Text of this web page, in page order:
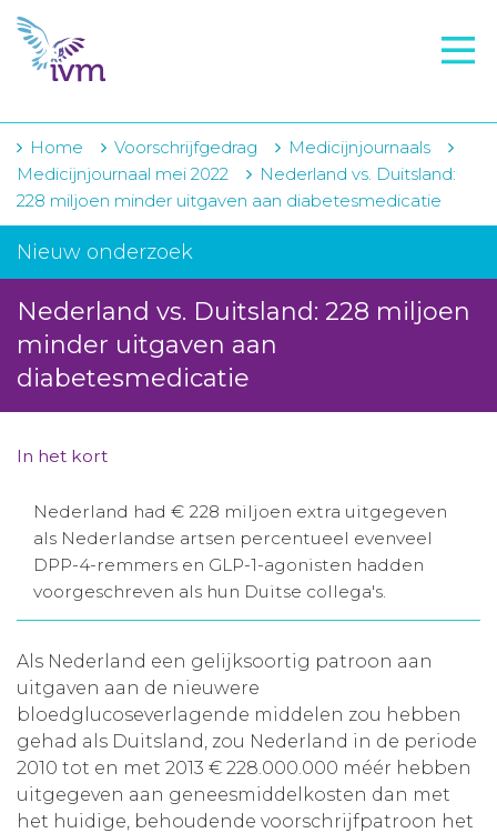
VMI
FTO voorbereiding
IVM-academie
Zorginstellingen
Projecten
Over IVM
Actueel
Aanmelden nieuwsbrief
Inloggen
Toegang leeromgeving
Home Voorschrijfgedrag
Medicijnjournaals
Medicijnjournaal mei 2022
Nederland vs. Duitsland:
228 miljoen minder uitgaven aan diabetesmedicatie
Nieuw onderzoek
Nederland vs. Duitsland: 228 miljoen
minder uitgaven aan
diabetesmedicatie
In het kort
Nederland had € 228 miljoen extra uitgegeven
als Nederlandse artsen percentueel evenveel
DPP-4-remmers en GLP-1-agonisten hadden
voorgeschreven als hun Duitse collega's.
Als Nederland een gelijksoortig patroon aan
uitgaven aan de nieuwere
bloedglucoseverlagende middelen zou hebben
gehad als Duitsland, zou Nederland in de periode
2010 tot en met 2013 € 228.000.000 méér hebben
uitgegeven aan geneesmiddelkosten dan met
het huidige, behoudende voorschrijfpatroon het